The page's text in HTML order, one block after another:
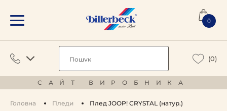
0
(0)
САЙТ ВИРОБНИКА
Головна Пледи Плед JOOP! CRYSTAL (натур.)